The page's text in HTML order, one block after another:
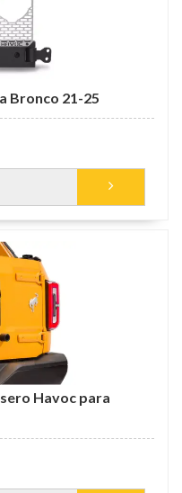
Bronco 21-25
Havoc para